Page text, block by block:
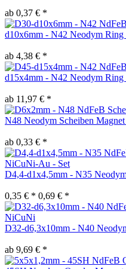
ab 0,37 € *
d10x6mm - N42 Neodym
ab 4,38 € *
d15x4mm - N42 Neodym
ab 11,97 € *
N48 Neodym Scheiben
ab 0,33 € *
D4,4-d1x4,5mm - N35
0,35 € * 0,69 € *
D32-d6,3x10mm - N40
ab 9,69 € *